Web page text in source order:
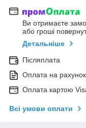
Ви отримаєте
або гроші
Детальніше
Післяплата
Оплата на рахунок
Оплата картою
Всі умови оплати